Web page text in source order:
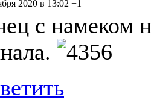
2020 в 13:02 +1
с намеком